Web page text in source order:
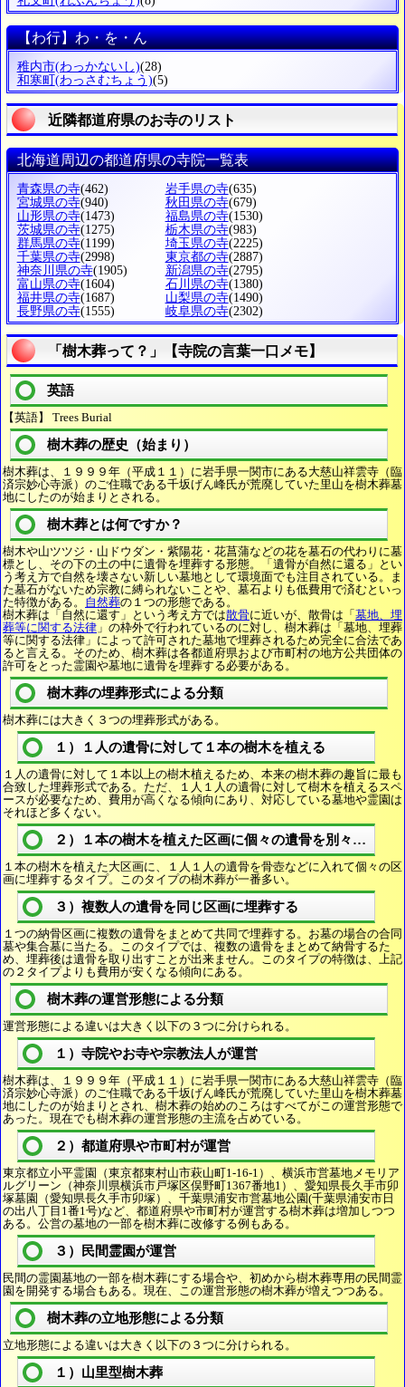
【わ行】わ・を・ん
稚内市(わっかないし)(28)
和寒町(わっさむちょう)(5)
近隣都道府県のお寺のリスト
北海道周辺の都道府県の寺院一覧表
青森県の寺(462) 岩手県の寺(635)
宮城県の寺(940) 秋田県の寺(679)
山形県の寺(1473) 福島県の寺(1530)
茨城県の寺(1275) 栃木県の寺(983)
群馬県の寺(1199) 埼玉県の寺(2225)
千葉県の寺(2998) 東京都の寺(2887)
神奈川県の寺(1905) 新潟県の寺(2795)
富山県の寺(1604) 石川県の寺(1380)
福井県の寺(1687) 山梨県の寺(1490)
長野県の寺(1555) 岐阜県の寺(2302)
「樹木葬って？」【寺院の言葉一口メモ】
英語
【英語】 Trees Burial
樹木葬の歴史（始まり）
樹木葬は、１９９９年（平成１１）に岩手県一関市にある大慈山祥雲寺（臨
済宗妙心寺派）のご住職である千坂げん峰氏が荒廃していた里山を樹木葬墓
地にしたのが始まりとされる。
樹木葬とは何ですか？
樹木や山ツツジ・山ドウダン・紫陽花・花菖蒲などの花を墓石の代わりに墓
標とし、その下の土の中に遺骨を埋葬する形態。「遺骨が自然に還る」とい
う考え方で自然を壊さない新しい墓地として環境面でも注目されている。ま
た墓石がないため宗教に縛られないことや、墓石よりも低費用で済むといっ
た特徴がある。 自然葬の１つの形態である。
樹木葬は「自然に還す」という考え方では散骨に近いが、散骨は「 墓地、埋
葬等に関する法律 」の枠外で行われているのに対し、樹木葬は「墓地、埋葬
等に関する法律」によって許可された墓地で埋葬されるため完全に合法であ
ると言える。そのため、樹木葬は各都道府県および市町村の地方公共団体の
許可をとった霊園や墓地に遺骨を埋葬する必要がある。
樹木葬の埋葬形式による分類
樹木葬には大きく３つの埋葬形式がある。
１）１人の遺骨に対して１本の樹木を植える
１人の遺骨に対して１本以上の樹木植えるため、本来の樹木葬の趣旨に最も
合致した埋葬形式である。ただ、１人１人の遺骨に対して樹木を植えるスペ
ースが必要なため、費用が高くなる傾向にあり、対応している墓地や霊園は
それほど多くない。
２）１本の樹木を植えた区画に個々の遺骨を別々に埋葬
１本の樹木を植えた大区画に、１人１人の遺骨を骨壺などに入れて個々の区
画に埋葬するタイプ。このタイプの樹木葬が一番多い。
３）複数人の遺骨を同じ区画に埋葬する
１つの納骨区画に複数の遺骨をまとめて共同で埋葬する。お墓の場合の合同
墓や集合墓に当たる。このタイプでは、複数の遺骨をまとめて納骨するた
め、埋葬後は遺骨を取り出すことが出来ません。このタイプの特徴は、上記
の２タイプよりも費用が安くなる傾向にある。
樹木葬の運営形態による分類
運営形態による違いは大きく以下の３つに分けられる。
１）寺院やお寺や宗教法人が運営
樹木葬は、１９９９年（平成１１）に岩手県一関市にある大慈山祥雲寺（臨
済宗妙心寺派）のご住職である千坂げん峰氏が荒廃していた里山を樹木葬墓
地にしたのが始まりとされ、樹木葬の始めのころはすべてがこの運営形態で
あった。現在でも樹木葬の運営形態の主流を占めている。
２）都道府県や市町村が運営
東京都立小平霊園（東京都東村山市萩山町1-16-1）、横浜市営墓地メモリア
ルグリーン（神奈川県横浜市戸塚区俣野町1367番地1）、愛知県長久手市卯
塚墓園（愛知県長久手市卯塚）、千葉県浦安市営墓地公園(千葉県浦安市日
の出八丁目1番1号)など、都道府県や市町村が運営する樹木葬は増加しつつ
ある。公営の墓地の一部を樹木葬に改修する例もある。
３）民間霊園が運営
民間の霊園墓地の一部を樹木葬にする場合や、初めから樹木葬専用の民間霊
園を開発する場合もある。現在、この運営形態の樹木葬が増えつつある。
樹木葬の立地形態による分類
立地形態による違いは大きく以下の３つに分けられる。
１）山里型樹木葬